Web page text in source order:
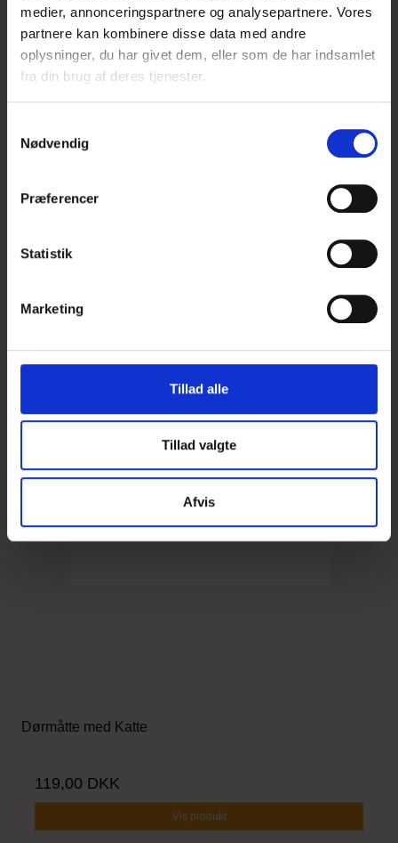
medier, annonceringspartnere og analysepartnere. Vores
partnere kan kombinere disse data med andre
oplysninger, du har givet dem, eller som de har indsamlet
fra din brug af deres tjenester.
Nødvendig
Præferencer
Statistik
Marketing
Tillad alle
Tillad valgte
Afvis
Dørmåtte med Høns
119,00 DKK
Dørmåtte med Katte
119,00 DKK
Vis produkt